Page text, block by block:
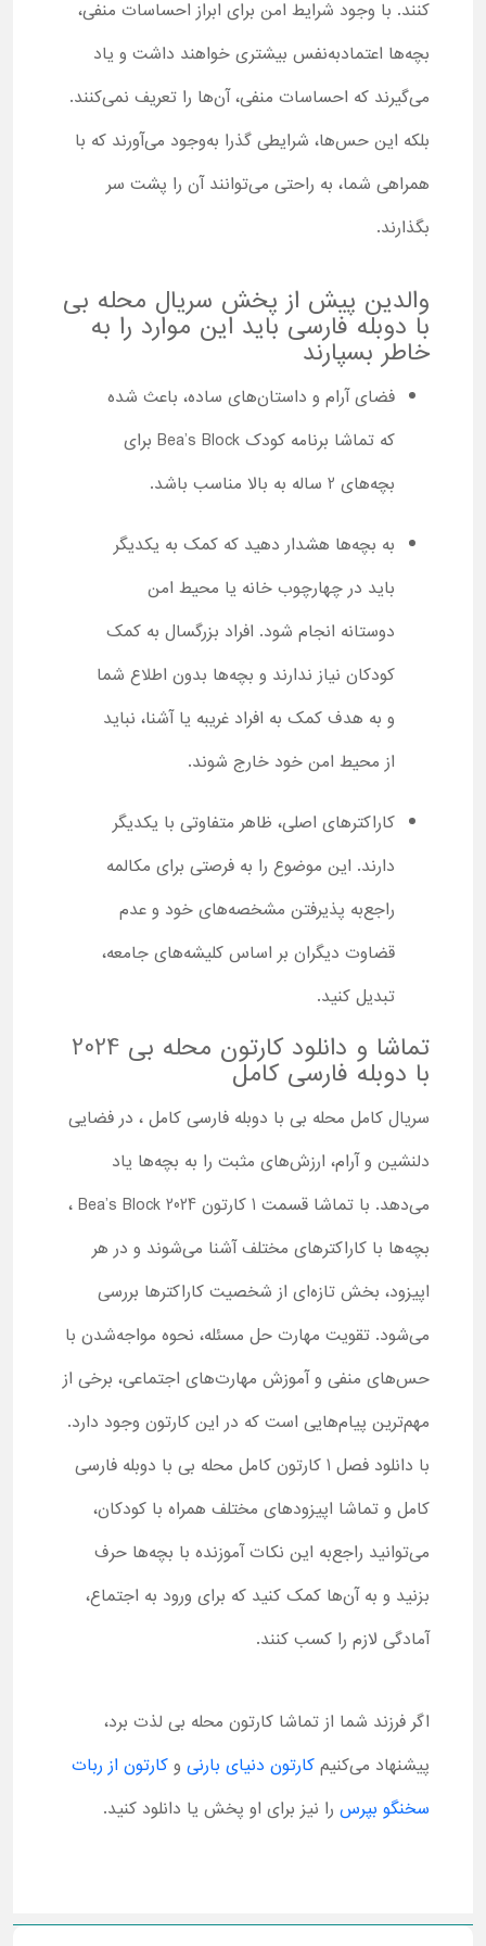
کنند. با وجود شرایط امن برای ابراز احساسات منفی،
بچه‌ها اعتمادبه‌نفس بیشتری خواهند داشت و یاد
می‌گیرند که احساسات منفی، آن‌ها را تعریف نمی‌کنند.
بلکه این حس‌ها، شرایطی گذرا به‌وجود می‌آورند که با
همراهی شما، به ‌راحتی می‌توانند آن را پشت سر
بگذارند.
والدین پیش از پخش سریال محله بی
با دوبله فارسی باید این موارد را به
خاطر بسپارند
فضای آرام و داستان‌های ساده، باعث شده
که تماشا برنامه کودک Bea’s Block برای
بچه‌های 2 ساله به بالا مناسب باشد.
به بچه‌ها هشدار دهید که کمک به یکدیگر
باید در چهارچوب خانه یا محیط امن
دوستانه انجام شود. افراد بزرگسال به کمک
کودکان نیاز ندارند و بچه‌ها بدون اطلاع شما
و به هدف کمک به افراد غریبه یا آشنا، نباید
از محیط امن خود خارج شوند.
کاراکترهای اصلی، ظاهر متفاوتی با یکدیگر
دارند. این موضوع را به فرصتی برای مکالمه
راجع‌به پذیرفتن مشخصه‌های خود و عدم
قضاوت دیگران بر اساس کلیشه‌های جامعه،
تبدیل کنید.
تماشا و دانلود کارتون محله بی 2024
با دوبله فارسی کامل
سریال کامل محله بی با دوبله فارسی کامل ، در فضایی
دلنشین و آرام، ارزش‌های مثبت را به بچه‌ها یاد
می‌دهد. با تماشا قسمت 1 کارتون Bea’s Block 2024 ،
بچه‌ها با کاراکترهای مختلف آشنا می‌شوند و در هر
اپیزود، بخش تازه‌ای از شخصیت کاراکترها بررسی
می‌شود. تقویت مهارت حل مسئله، نحوه مواجه‌شدن با
حس‌های منفی و آموزش مهارت‌های اجتماعی، برخی از
مهم‌ترین پیام‌هایی است که در این کارتون وجود دارد.
با دانلود فصل 1 کارتون کامل محله بی با دوبله فارسی
کامل و تماشا اپیزودهای مختلف همراه با کودکان،
می‌توانید راجع‌به این نکات آموزنده با بچه‌ها حرف
بزنید و به آن‌ها کمک کنید که برای ورود به اجتماع،
آمادگی لازم را کسب کنند.
اگر فرزند شما از تماشا کارتون محله بی لذت برد،
پیشنهاد می‌کنیم کارتون دنیای بارنی و کارتون از ربات
سخنگو بپرس را نیز برای او پخش یا دانلود کنید.